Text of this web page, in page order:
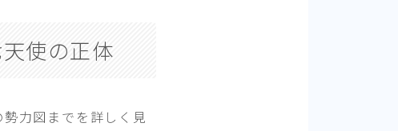
使の正体
力図までを詳しく見